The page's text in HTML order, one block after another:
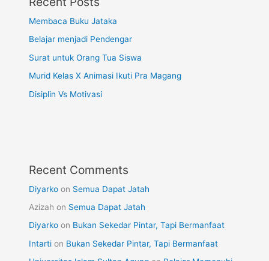
Membaca Buku Jataka
Belajar menjadi Pendengar
Surat untuk Orang Tua Siswa
Murid Kelas X Animasi Ikuti Pra Magang
Disiplin Vs Motivasi
Recent Comments
Diyarko on Semua Dapat Jatah
Azizah on Semua Dapat Jatah
Diyarko on Bukan Sekedar Pintar, Tapi Bermanfaat
Intarti on Bukan Sekedar Pintar, Tapi Bermanfaat